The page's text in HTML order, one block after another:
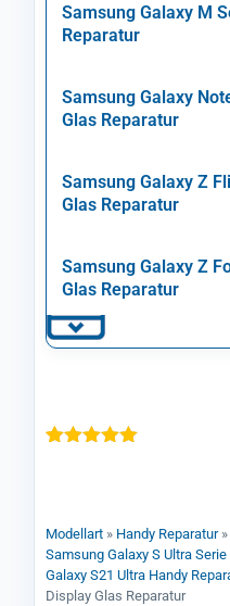
Samsung Galaxy M
Reparatur
Samsung Galaxy
Glas Reparatur
Samsung Galaxy Z
Glas Reparatur
Samsung Galaxy Z
Glas Reparatur
Kundenbewertung
Modellart » Handy Reparatur»
Samsung Galaxy S Ultra
Galaxy S21 Ultra Handy
Display Glas Reparatur